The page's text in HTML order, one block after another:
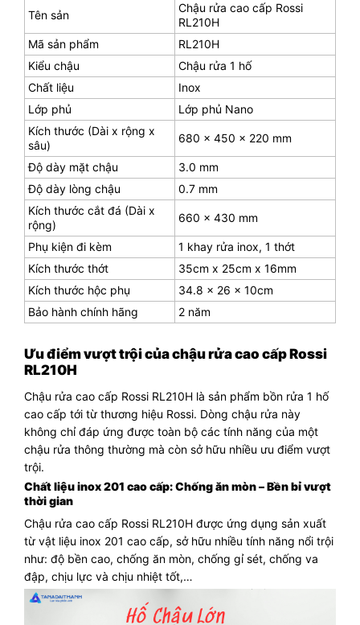
Tên sản
Chậu rửa cao cấp Rossi
RL210H
Mã sản phẩm
RL210H
Kiểu chậu
Chậu rửa 1 hố
Chất liệu
Inox
Lớp phủ
Lớp phủ Nano
Kích thước (Dài x rộng x
sâu)
680 x 450 x 220 mm
Độ dày mặt chậu
3.0 mm
Độ dày lòng chậu
0.7 mm
Kích thước cắt đá (Dài x
rộng)
660 x 430 mm
Phụ kiện đi kèm
1 khay rửa inox, 1 thớt
Kích thước thớt
35cm x 25cm x 16mm
Kích thước hộc phụ
34.8 × 26 × 10cm
Bảo hành chính hãng
2 năm
Ưu điểm vượt trội của chậu rửa cao cấp Rossi
RL210H
Chậu rửa cao cấp Rossi RL210H là sản phẩm bồn rửa 1 hố
cao cấp tới từ thương hiệu Rossi. Dòng chậu rửa này
không chỉ đáp ứng được toàn bộ các tính năng của một
chậu rửa thông thường mà còn sở hữu nhiều ưu điểm vượt
trội.
Chất liệu inox 201 cao cấp: Chống ăn mòn – Bền bỉ vượt
thời gian
Chậu rửa cao cấp Rossi RL210H được ứng dụng sản xuất
từ vật liệu inox 201 cao cấp, sở hữu nhiều tính năng nổi trội
như: độ bền cao, chống ăn mòn, chống gỉ sét, chống va
đập, chịu lực và chịu nhiệt tốt,…